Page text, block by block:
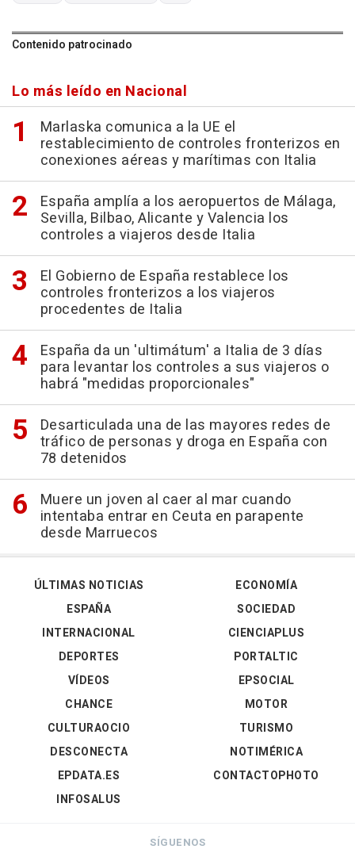
Contenido patrocinado
Lo más leído en Nacional
Marlaska comunica a la UE el
restablecimiento de controles fronterizos en
conexiones aéreas y marítimas con Italia
España amplía a los aeropuertos de Málaga,
Sevilla, Bilbao, Alicante y Valencia los
controles a viajeros desde Italia
El Gobierno de España restablece los
controles fronterizos a los viajeros
procedentes de Italia
España da un 'ultimátum' a Italia de 3 días
para levantar los controles a sus viajeros o
habrá "medidas proporcionales"
Desarticulada una de las mayores redes de
tráfico de personas y droga en España con
78 detenidos
Muere un joven al caer al mar cuando
intentaba entrar en Ceuta en parapente
desde Marruecos
ÚLTIMAS NOTICIAS
ESPAÑA
INTERNACIONAL
DEPORTES
VÍDEOS
ECONOMÍA
SOCIEDAD
CIENCIAPLUS
PORTALTIC
EPSOCIAL
CHANCE
CULTURAOCIO
DESCONECTA
EPDATA.ES
INFOSALUS
MOTOR
TURISMO
NOTIMÉRICA
CONTACTOPHOTO
SÍGUENOS